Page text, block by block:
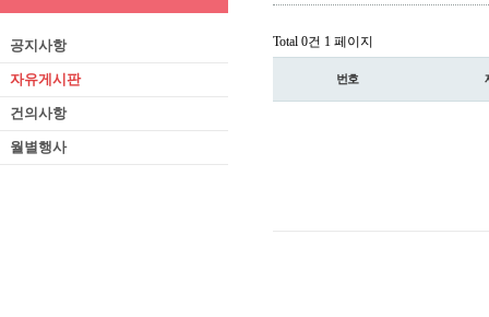
공지사항
자유게시판
건의사항
월별행사
Total 0건 1 페이지
번호